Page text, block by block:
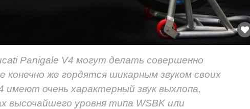
Panigale V4 могут делать совершенно
конечно же гордятся шикарным звуком своих
очень характерный звук выхлопа,
высочайшего уровня типа WSBK или